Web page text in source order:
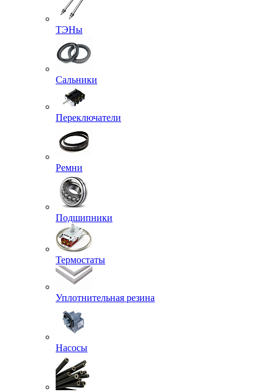
ТЭНы
Сальники
Переключатели
Ремни
Подшипники
Термостаты
Уплотнительная резина
Насосы